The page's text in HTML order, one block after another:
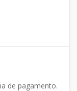
de pagamento.